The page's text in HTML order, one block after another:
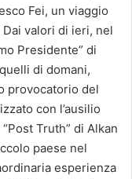
Fei, un viaggio
valori di ieri, nel
Presidente” di
di domani,
provocatorio del
con l’ausilio
Truth” di Alkan
paese nel
esperienza